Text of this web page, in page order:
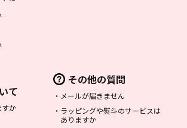
て
すか
その他の質問
・ メールが届きません
・ ラッピングや熨斗のサービスは
ありますか